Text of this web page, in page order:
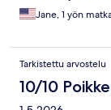
Jane, 1 yön
Tarkistettu arvostelu
10/10